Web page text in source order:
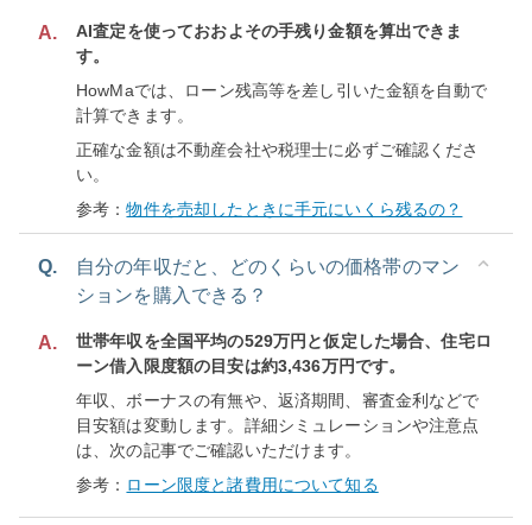
A.
AI査定を使っておおよその手残り金額を算出できま
す。
HowMaでは、ローン残高等を差し引いた金額を自動で
計算できます。
正確な金額は不動産会社や税理士に必ずご確認くださ
い。
参考：物件を売却したときに手元にいくら残るの？
Q.
自分の年収だと、どのくらいの価格帯のマン
ションを購入できる？
A.
世帯年収を全国平均の529万円と仮定した場合、住宅ロ
ーン借入限度額の目安は約3,436万円です。
年収、ボーナスの有無や、返済期間、審査金利などで
目安額は変動します。詳細シミュレーションや注意点
は、次の記事でご確認いただけます。
参考： ローン限度と諸費用について知る